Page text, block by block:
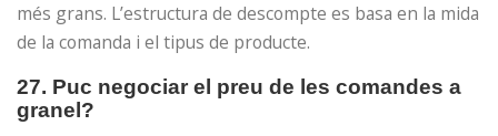
més grans. L’estructura de descompte es basa en la mida
de la comanda i el tipus de producte.
27. Puc negociar el preu de les comandes a
granel?